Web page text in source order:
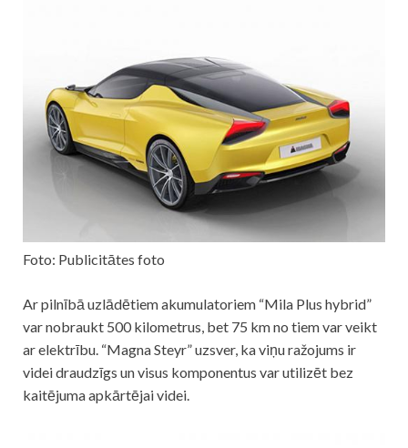
Foto: Publicitātes foto
Ar pilnībā uzlādētiem akumulatoriem “Mila Plus hybrid”
var nobraukt 500 kilometrus, bet 75 km no tiem var veikt
ar elektrību. “Magna Steyr” uzsver, ka viņu ražojums ir
videi draudzīgs un visus komponentus var utilizēt bez
kaitējuma apkārtējai videi.